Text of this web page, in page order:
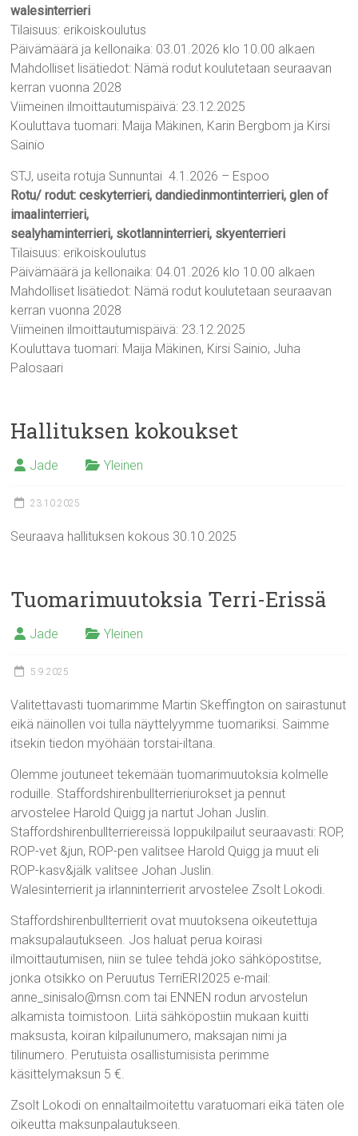
walesinterrieri
Tilaisuus: erikoiskoulutus
Päivämäärä ja kellonaika: 03.01.2026 klo 10.00 alkaen
Mahdolliset lisätiedot: Nämä rodut koulutetaan seuraavan
kerran vuonna 2028
Viimeinen ilmoittautumispäivä: 23.12.2025
Kouluttava tuomari: Maija Mäkinen, Karin Bergbom ja Kirsi
Sainio
STJ, useita rotuja Sunnuntai 4.1.2026 – Espoo
Rotu/ rodut: ceskyterrieri, dandiedinmontinterrieri, glen of
imaalinterrieri,
sealyhaminterrieri, skotlanninterrieri, skyenterrieri
Tilaisuus: erikoiskoulutus
Päivämäärä ja kellonaika: 04.01.2026 klo 10.00 alkaen
Mahdolliset lisätiedot: Nämä rodut koulutetaan seuraavan
kerran vuonna 2028
Viimeinen ilmoittautumispäivä: 23.12.2025
Kouluttava tuomari: Maija Mäkinen, Kirsi Sainio, Juha
Palosaari
Hallituksen kokoukset
Jade Yleinen
23.10.2025
Seuraava hallituksen kokous 30.10.2025
Tuomarimuutoksia Terri-Erissä
Jade Yleinen
5.9.2025
Valitettavasti tuomarimme Martin Skeffington on sairastunut
eikä näinollen voi tulla näyttelyymme tuomariksi. Saimme
itsekin tiedon myöhään torstai-iltana.
Olemme joutuneet tekemään tuomarimuutoksia kolmelle
roduille. Staffordshirenbullterrieriurokset ja pennut
arvostelee Harold Quigg ja nartut Johan Juslin.
Staffordshirenbullterriereissä loppukilpailut seuraavasti: ROP,
ROP-vet &jun, ROP-pen valitsee Harold Quigg ja muut eli
ROP-kasv&jälk valitsee Johan Juslin.
Walesinterrierit ja irlanninterrierit arvostelee Zsolt Lokodi.
Staffordshirenbullterrierit ovat muutoksena oikeutettuja
maksupalautukseen. Jos haluat perua koirasi
ilmoittautumisen, niin se tulee tehdä joko sähköpostitse,
jonka otsikko on Peruutus TerriERI2025 e-mail:
anne_sinisalo@msn.com tai ENNEN rodun arvostelun
alkamista toimistoon. Liitä sähköpostiin mukaan kuitti
maksusta, koiran kilpailunumero, maksajan nimi ja
tilinumero. Perutuista osallistumisista perimme
käsittelymaksun 5 €.
Zsolt Lokodi on ennaltailmoitettu varatuomari eikä täten ole
oikeutta maksunpalautukseen.